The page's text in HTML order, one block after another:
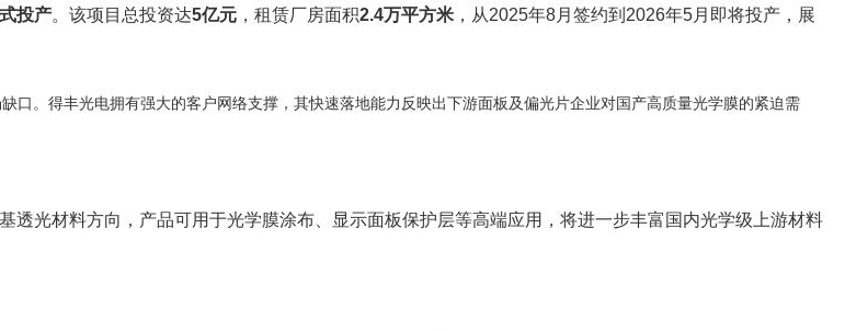
投产。该项目总投资达5亿元 ，租赁厂房面积2.4万平方米 ，从2025年8月签约到2026年5月即将投产，展
。得丰光电拥有强大的客户网络支撑，其快速落地能力反映出下游面板及偏光片企业对国产高质量光学膜的紧迫需
透光材料方向，产品可用于光学膜涂布、显示面板保护层等高端应用，将进一步丰富国内光学级上游材料